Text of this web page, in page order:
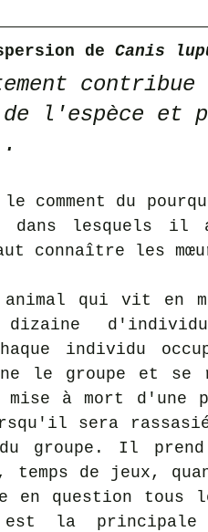
de Canis
l'espèce et
le comment du
lesquels il
connaître les
qui vit en
dizaine
individu
le groupe et
mise à mort
sera
groupe. Il
temps de jeux,
en question
est la principale